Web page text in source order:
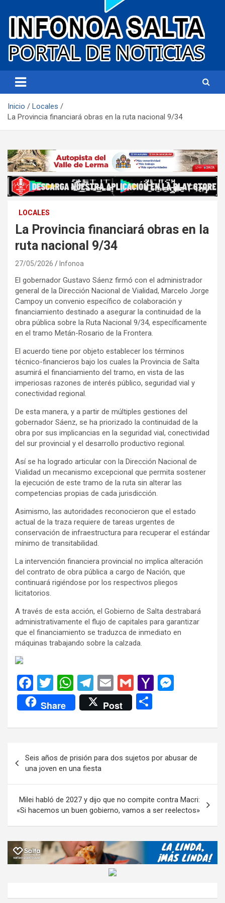
Infonoa Salta
Inicio
Locales
La Provincia financiará obras en la ruta nacional 9/34
LOCALES
La Provincia financiará obras en la
ruta nacional 9/34
27/05/2026 Infonoa
El gobernador Gustavo Sáenz firmó con el administrador
general de la Dirección Nacional de Vialidad, Marcelo Jorge
Campoy un convenio específico de colaboración y
financiamiento destinado a asegurar la continuidad de la
obra pública sobre la Ruta Nacional 9/34, específicamente
en el tramo Metán-Rosario de la Frontera.
El acuerdo tiene por objeto establecer los términos
técnico-financieros bajo los cuales la Provincia de Salta
asumirá el financiamiento del tramo, en vista de las
imperiosas razones de interés público, seguridad vial y
conectividad regional.
De esta manera, y a partir de múltiples gestiones del
gobernador Sáenz, se ha priorizado la continuidad de la
obra por sus implicancias en la seguridad vial, conectividad
del sur provincial y el desarrollo productivo regional.
Así se ha logrado articular con la Dirección Nacional de
Vialidad un mecanismo excepcional que permita sostener
la ejecución de este tramo de la ruta sin alterar las
competencias propias de cada jurisdicción.
Asimismo, las autoridades reconocieron que el estado
actual de la traza requiere de tareas urgentes de
conservación de infraestructura para recuperar el estándar
mínimo de transitabilidad.
La intervención financiera provincial no implica alteración
del contrato de obra pública a cargo de Nación, que
continuará rigiéndose por los respectivos pliegos
licitatorios.
A través de esta acción, el Gobierno de Salta destrabará
administrativamente el flujo de capitales para garantizar
que el financiamiento se traduzca de inmediato en
máquinas trabajando sobre la calzada.
F
a
ce
b
o
k
T
wi
tt
er
W
h
at
s
p
p
T
el
e
gr
m
E
m
ail
G
m
ail
Y
o
M
ail
n
er
Share Post
m
ar
tir
de
entradas
Seis años de prisión para dos sujetos por abusar de
una joven en una fiesta
Milei habló de 2027 y dijo que no compite contra Macri:
«Si hacemos un buen gobierno, vamos a ser reelectos»